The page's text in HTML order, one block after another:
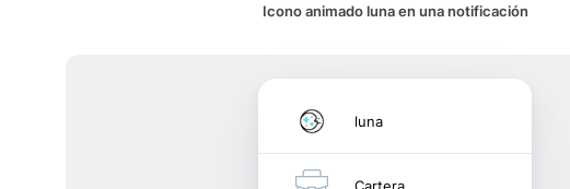
Icono animado luna en una notificación
luna